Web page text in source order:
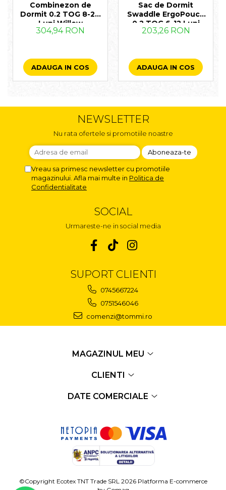
Combinezon de
Dormit 0.2 TOG 8-24
Luni Willow
304,94 RON
ADAUGA IN COS
Sac de Dormit
Swaddle ErgoPouch
0.2 TOG 6-12 Luni
Daisies
203,26 RON
ADAUGA IN COS
NEWSLETTER
Nu rata ofertele si promotiile noastre
Vreau sa primesc newsletter cu promotiile
magazinului. Afla mai multe in Politica de
Confidentialitate
SOCIAL
Urmareste-ne in social media
SUPORT CLIENTI
0745667224
0751546046
comenzi@tommi.ro
MAGAZINUL MEU
CLIENTI
DATE COMERCIALE
©Copyright Ecotex TNT Trade SRL 2026 Platforma E-commerce